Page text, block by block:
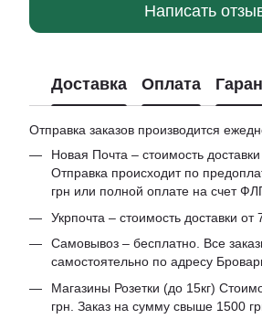
Написать
Доставка Оплата
Отправка заказов производится
Новая Почта – стоимость
Отправка происходит по
грн или полной оплате на счет
Укрпочта – стоимость доставки от
Самовывоз – бесплатно. Все
самостоятельно по адресу
Магазины Розетки (до 15кг)
грн. Заказ на сумму свыше 1500